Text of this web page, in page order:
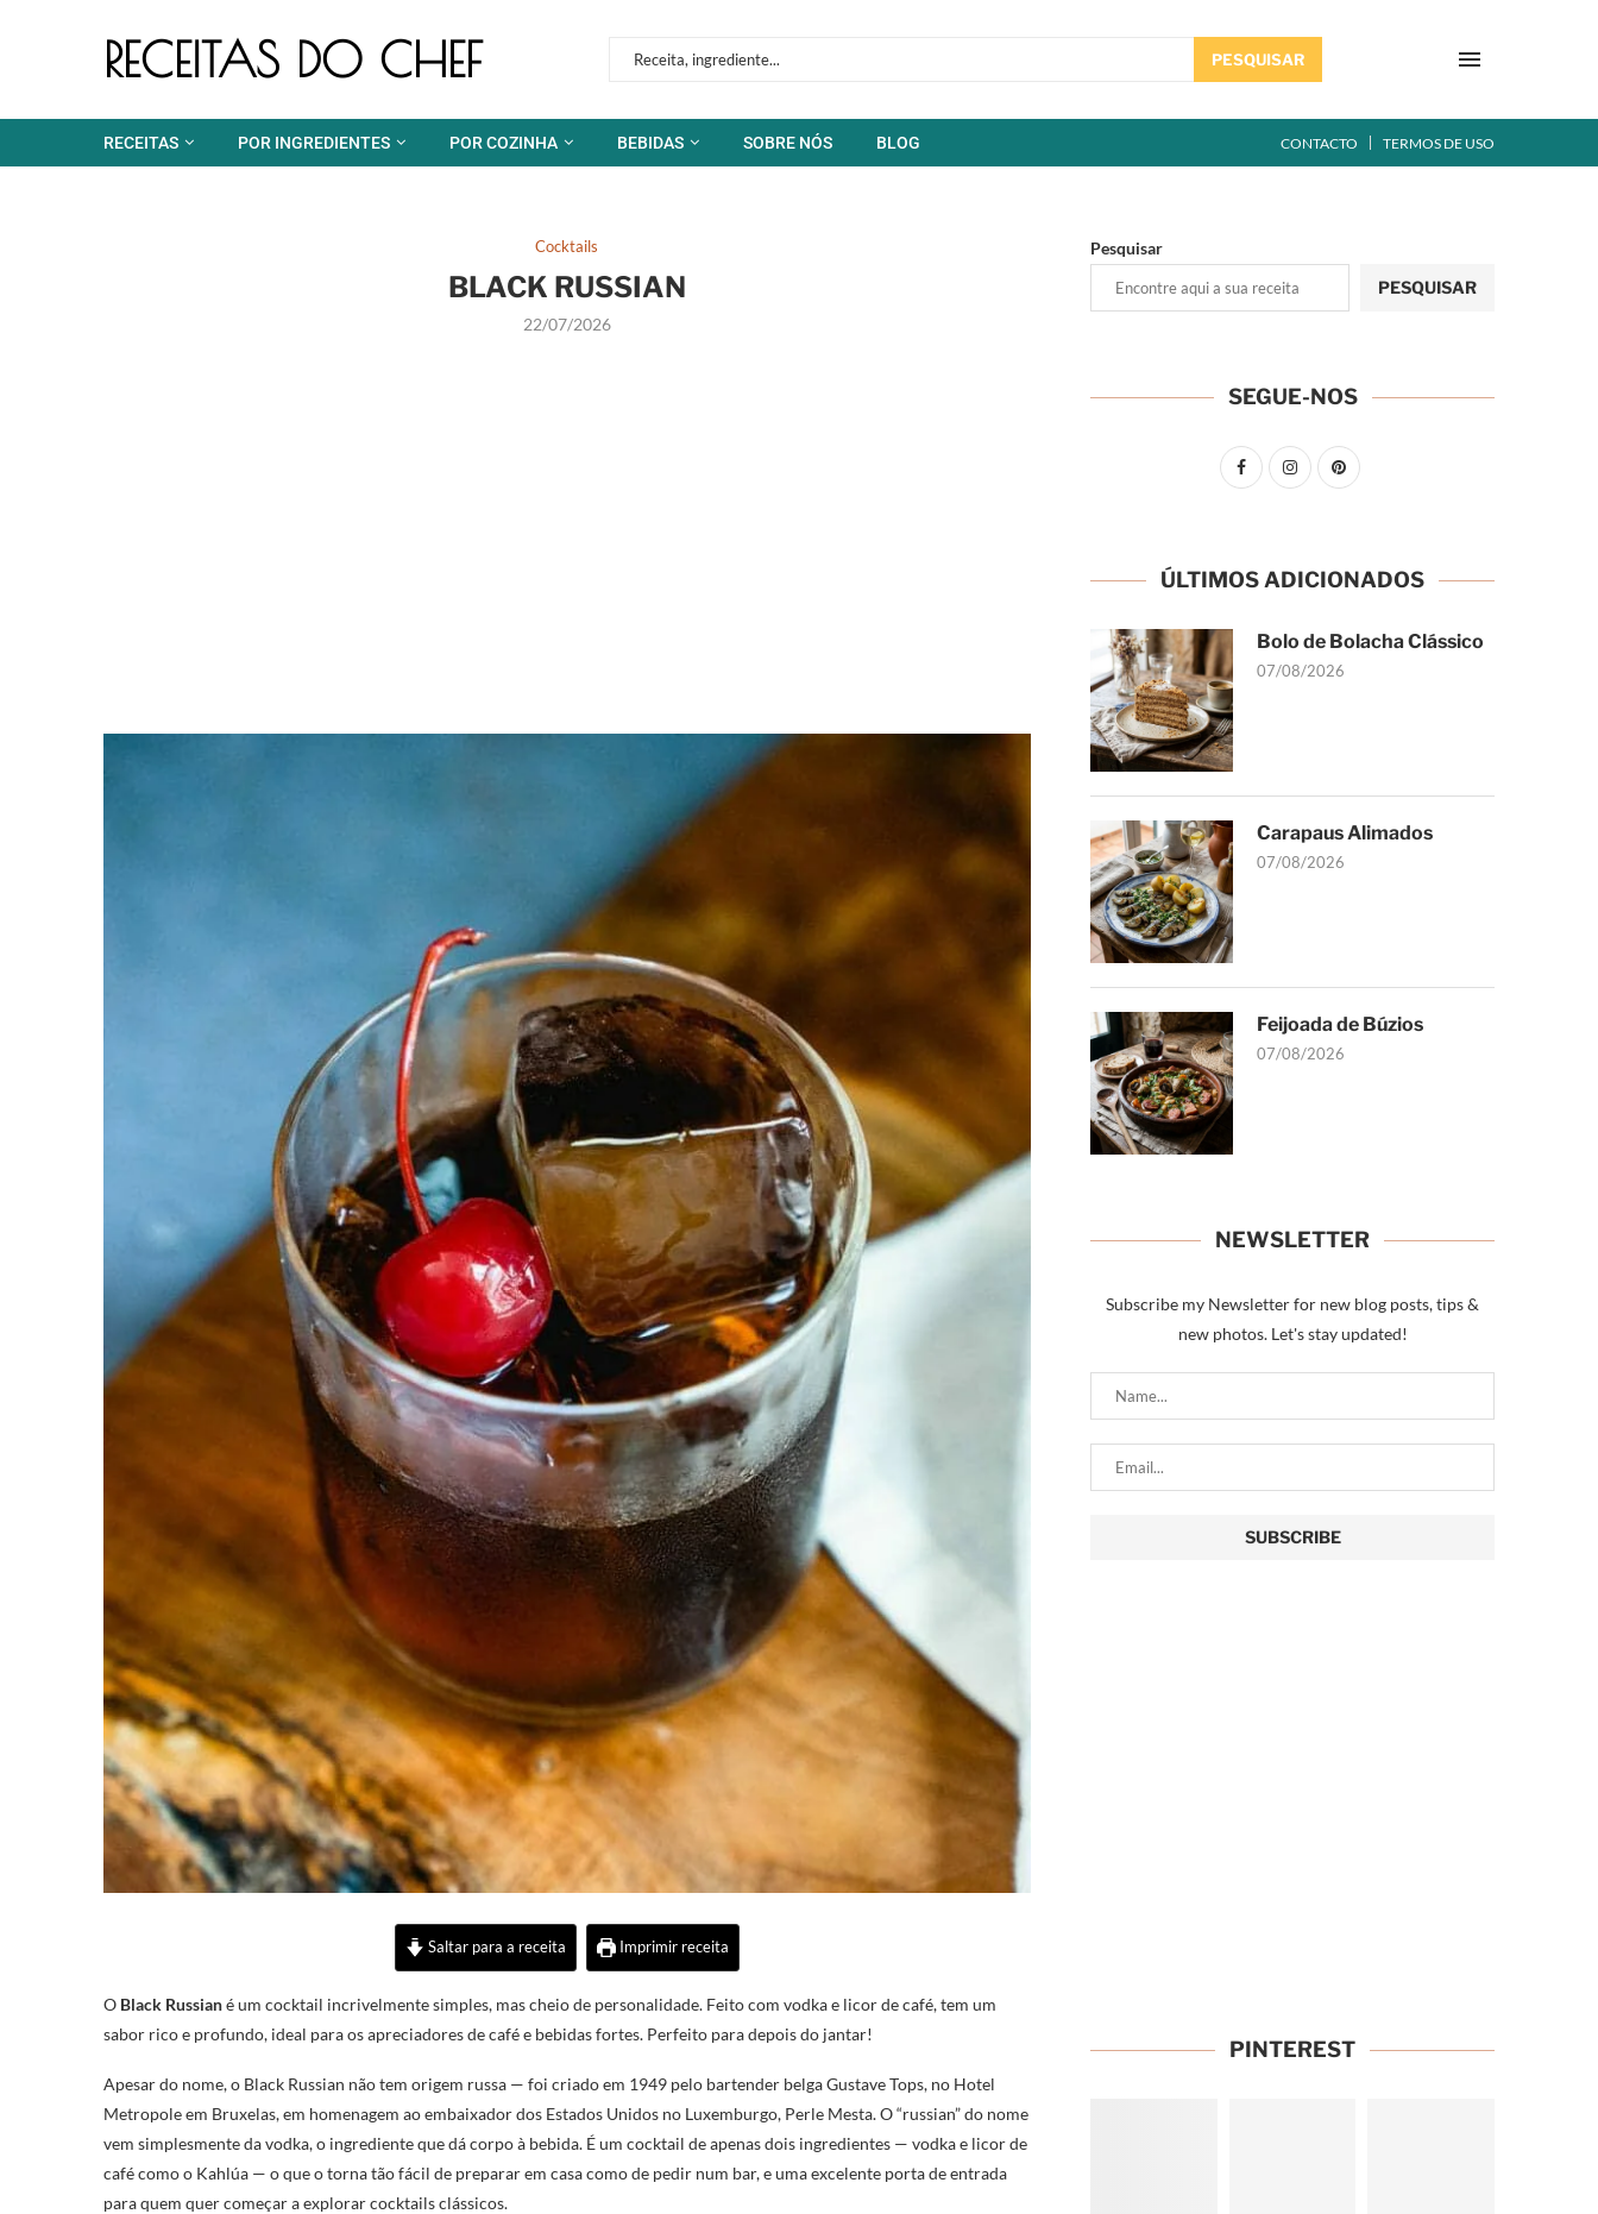
RECEITAS DO CHEF PESQUISAR
RECEITAS POR INGREDIENTES POR COZINHA BEBIDAS SOBRE NÓS BLOG CONTACTO TERMOS DE USO
Cocktails
BLACK RUSSIAN
22/07/2026
Saltar para a receita Imprimir receita
O Black Russiané um cocktail incrivelmente simples, mas cheio de personalidade. Feito com vodka e licor de café, tem um
sabor rico e profundo, ideal para os apreciadores de café e bebidas fortes. Perfeito para depois do jantar!
Apesar do nome, o Black Russian não tem origem russa — foi criado em 1949 pelo bartender belga Gustave Tops, no Hotel
Metropole em Bruxelas, em homenagem ao embaixador dos Estados Unidos no Luxemburgo, Perle Mesta. O “russian” do nome
vem simplesmente da vodka, o ingrediente que dá corpo à bebida. É um cocktail de apenas dois ingredientes — vodka e licor de
café como o Kahlúa — o que o torna tão fácil de preparar em casa como de pedir num bar, e uma excelente porta de entrada
para quem quer começar a explorar cocktails clássicos.
Pesquisar
PESQUISAR
SEGUE-NOS
ÚLTIMOS ADICIONADOS
Bolo de Bolacha Clássico
07/08/2026
Carapaus Alimados
07/08/2026
Feijoada de Búzios
07/08/2026
NEWSLETTER
Subscribe my Newsletter for new blog posts, tips &
new photos. Let's stay updated!
PINTEREST